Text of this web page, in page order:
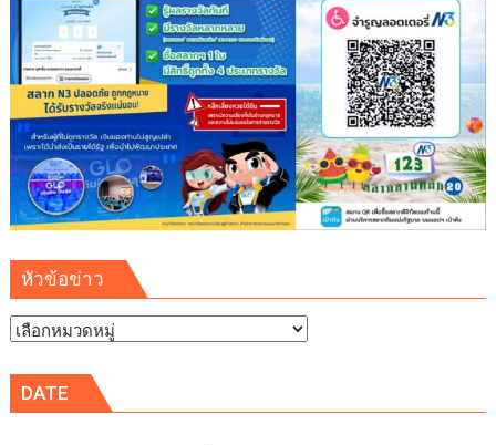
ระบบ
สาธารณูปโภค
รองรับ
การ
เติบโต
เขต
พัฒนา
พิเศษ
ภาค
ตะวัน
หัวข้อข่าว
หัวข้อ
DATE